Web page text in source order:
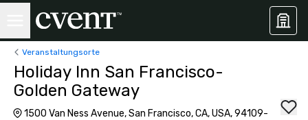
Veranstaltungsorte
Holiday Inn San Francisco-
Golden Gateway
1500 Van Ness Avenue, San Francisco, CA, USA, 94109-